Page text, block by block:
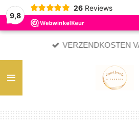
9,8
26 Reviews
VERZENDKOSTEN